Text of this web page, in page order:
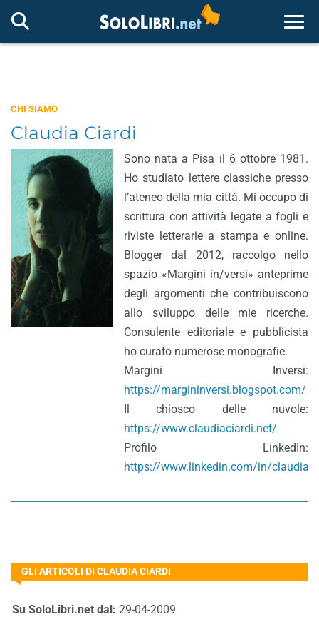
CHI SIAMO
Claudia Ciardi
Sono nata a Pisa il 6 ottobre 1981.
Ho studiato lettere classiche presso
l’ateneo della mia città. Mi occupo di
scrittura con attività legate a fogli e
riviste letterarie a stampa e online.
Blogger dal 2012, raccolgo nello
spazio «Margini in/versi» anteprime
degli argomenti che contribuiscono
allo sviluppo delle mie ricerche.
Consulente editoriale e pubblicista
ho curato numerose monografie.
Margini Inversi:
https://margininversi.blogspot.com/
Il chiosco delle nuvole:
https://www.claudiaciardi.net/
Profilo LinkedIn:
https://www.linkedin.com/in/
GLI ARTICOLI DI CLAUDIA CIARDI
Su SoloLibri.net dal: 29-04-2009